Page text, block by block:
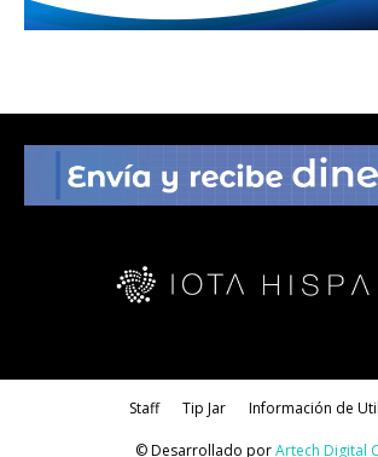
Staff Tip Jar Información de
© Desarrollado porArtech Digital